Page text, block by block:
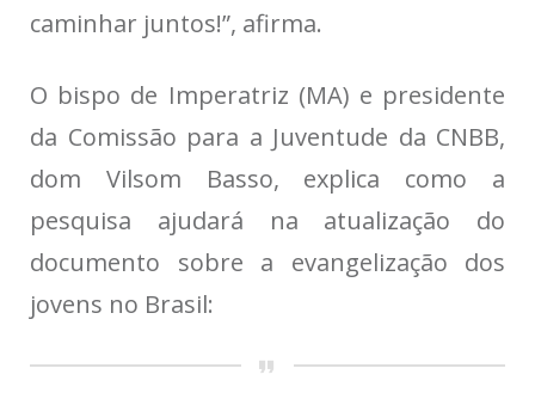
caminhar juntos!”, afirma.
O bispo de Imperatriz (MA) e presidente
da Comissão para a Juventude da CNBB,
dom Vilsom Basso, explica como a
pesquisa ajudará na atualização do
documento sobre a evangelização dos
jovens no Brasil: